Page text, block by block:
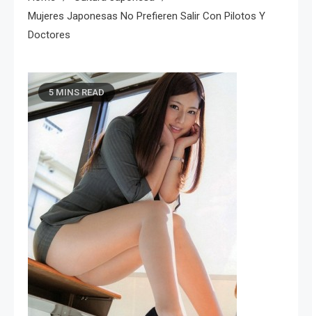
Mujeres Japonesas No Prefieren Salir Con Pilotos Y
Doctores
5 MINS READ